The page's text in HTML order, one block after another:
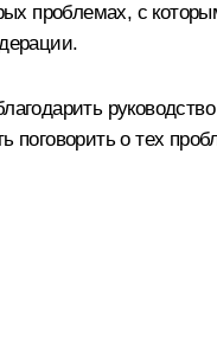
проблемах, с
о тех